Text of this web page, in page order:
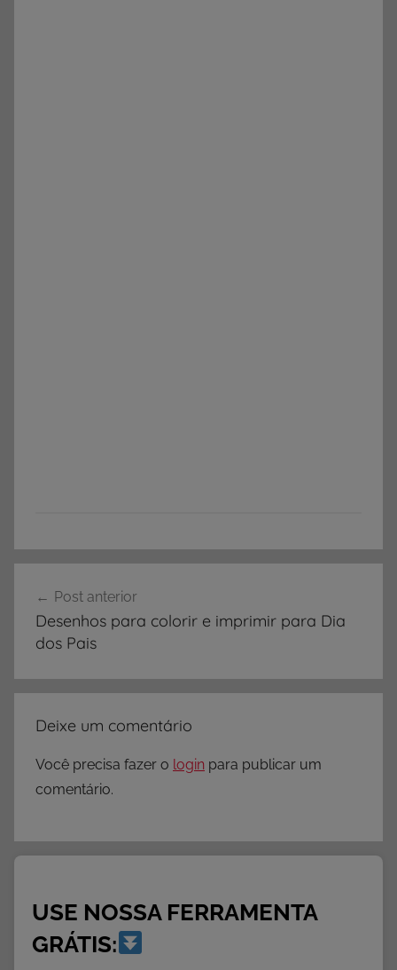
de
Post
Post anterior
Desenhos para colorir e imprimir para Dia
dos Pais
Deixe um comentário
Você precisa fazer o login para publicar um
comentário.
USE NOSSA FERRAMENTA
GRÁTIS: